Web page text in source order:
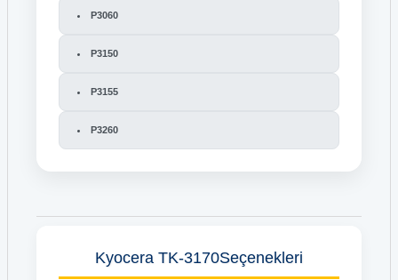
P3060
P3150
P3155
P3260
Kyocera TK-3170Seçenekleri